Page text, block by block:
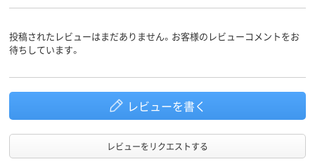
工
タイプ 軟質タイプ
軟質タイプ、両面非
軟質タイプ
投稿されたレビューはまだありません。お客様のレビューコメントをお
待ちしています。
レビューを書く
レビューをリクエストする